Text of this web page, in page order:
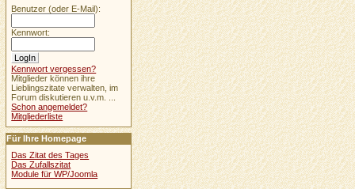
Benutzer (oder E-Mail):
Kennwort:
Kennwort vergessen?
Mitglieder können ihre
Lieblingszitate verwalten, im
Forum diskutieren u.v.m. ...
Schon angemeldet?
Mitgliederliste
Für Ihre Homepage
Das Zitat des Tages
Das Zufallszitat
Module für WP/Joomla